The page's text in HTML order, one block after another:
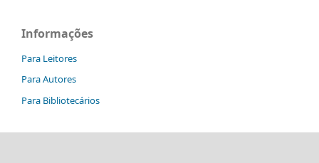
Informações
Para Leitores
Para Autores
Para Bibliotecários